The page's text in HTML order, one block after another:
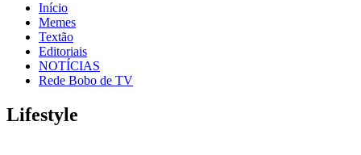
Início
Memes
Textão
Editoriais
NOTÍCIAS
Rede Bobo de TV
Lifestyle